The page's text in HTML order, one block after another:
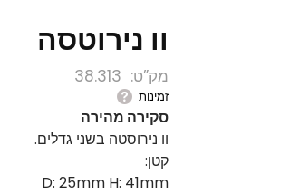
וו נירוטסה
מק”ט 38.313
זמינות
סקירה מהירה
וו נירוסטה בשני גדלים.
קטן:
D: 25mm H: 41mm